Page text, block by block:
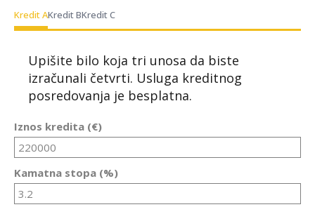
Kredit AKredit BKredit C
Upišite bilo koja tri unosa da biste
izračunali četvrti. Usluga kreditnog
posredovanja je besplatna.
Iznos kredita (€)
Kamatna stopa (%)